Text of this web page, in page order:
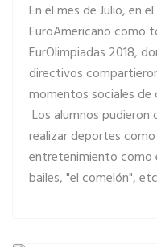
En el mes de Julio, en
EuroAmericano como
EurOlimpiadas 2018,
directivos
momentos sociales
Los alumnos pudieron
realizar deportes
entretenimiento como
bailes, "el comelón",